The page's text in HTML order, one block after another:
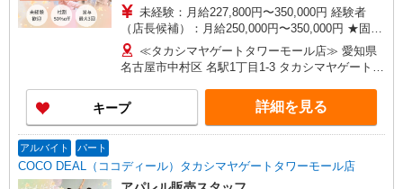
未経験：月給227,800円〜350,000円 経験者
（店長候補）：月給250,000円〜350,000円 ★固定
残業手当：28,800円（月給に含む） ※経験・能力
考慮 ※固定残業時間は1ヶ月あたり20時間、超過
時は追加で残業手当支給 ※月3万円まで交通費支
給 ※試用期間（2〜3ヶ月）も同条件 【手当】固
定残業手当／資格手当／店舗職制手当／住宅手当
（実家外かつ賃貸の場合のみ別途支給）※入社時
異なります。詳細は面接時にお尋ねください。
≪タカシマヤゲートタワーモール店≫ 愛知県
名古屋市中村区 名駅1丁目1-3 タカシマヤゲートタ
キープ 詳細を見る
アルバイト パート
COCO DEAL（ココディール）タカシマヤゲートタワーモール店